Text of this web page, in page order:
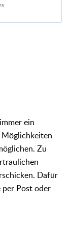
ein
Möglichkeiten
Zu
Dafür
per Post oder